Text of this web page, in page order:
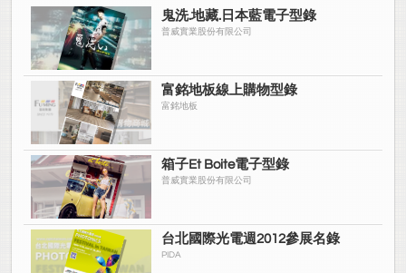
鬼洗.地藏.日本藍電子型錄
普威實業股份有限公司
富銘地板線上購物型錄
富銘地板
箱子Et Boite電子型錄
普威實業股份有限公司
台北國際光電週2012參展名錄
PIDA